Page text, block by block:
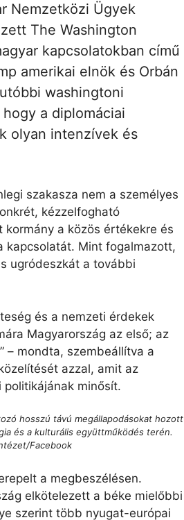
Nemzetközi Ügyek
The Washington
kapcsolatokban című
amerikai elnök és Orbán
washingtoni
a diplomáciai
olyan intenzívek és
szakasza nem a személyes
kézzelfogható
a közös értékekre és
kapcsolatát. Mint fogalmazott,
ugródeszkát a további
és a nemzeti érdekek
Magyarország az első; az
– mondta, szembeállítva a
azzal, amit az
minősít.
hosszú távú megállapodásokat hozott
és a kulturális együttműködés terén.
Facebook
a megbeszélésen.
elkötelezett a béke mielőbbi
szerint több nyugat-európai